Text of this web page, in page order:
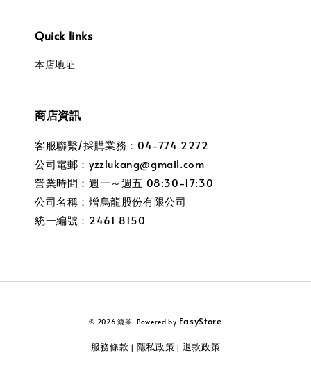
Quick links
本店地址
商店資訊
客服聯繫/採購業務：04-774 2272
公司電郵：yzzlukang@gmail.com
營業時間：週一～週五 08:30-17:30
公司名稱：熷烏龍股份有限公司
統一編號：2461 8150
© 2026 漉茶. Powered by EasyStore
服務條款 | 隱私政策 | 退款政策